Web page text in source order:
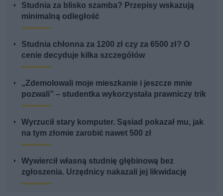
Studnia za blisko szamba? Przepisy wskazują
minimalną odległość
Studnia chłonna za 1200 zł czy za 6500 zł? O
cenie decyduje kilka szczegółów
„Zdemolowali moje mieszkanie i jeszcze mnie
pozwali” – studentka wykorzystała prawniczy trik
Wyrzucił stary komputer. Sąsiad pokazał mu, jak
na tym złomie zarobić nawet 500 zł
Wywiercił własną studnię głębinową bez
zgłoszenia. Urzędnicy nakazali jej likwidację